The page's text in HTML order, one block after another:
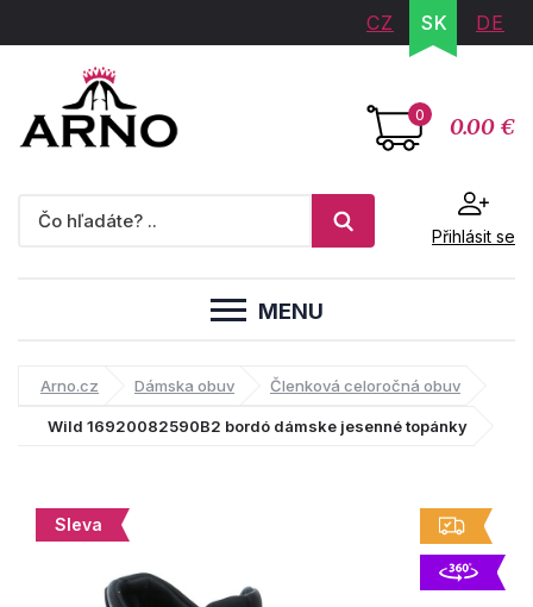
CZ SK DE
0 0.00 €
Přihlásit se
MENU
Arno.cz Dámska obuv Členková celoročná obuv
Wild 16920082590B2 bordó dámske jesenné topánky
Sleva